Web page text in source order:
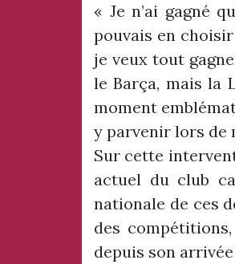
« Je n’ai gagné
pouvais en
je veux tout
le Barça, mais la
moment
y parvenir lors de
Sur cette
actuel du club
nationale de ces
des
depuis son